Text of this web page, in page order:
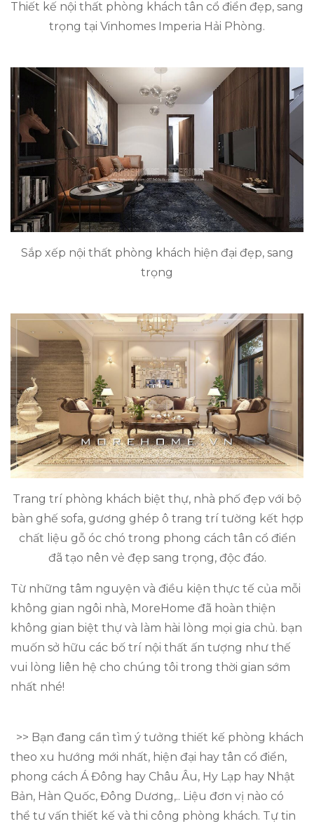
Thiết kế nội thất phòng khách tân cổ điển đẹp, sang
trọng tại Vinhomes Imperia Hải Phòng.
Sắp xếp nội thất phòng khách hiện đại đẹp, sang
trọng
Trang trí phòng khách biệt thự, nhà phố đẹp với bộ
bàn ghế sofa, gương ghép ô trang trí tường kết hợp
chất liệu gỗ óc chó trong phong cách tân cổ điển
đã tạo nên vẻ đẹp sang trọng, độc đáo.
Từ những tâm nguyện và điều kiện thực tế của mỗi
không gian ngôi nhà, MoreHome đã hoàn thiện
không gian biệt thự và làm hài lòng mọi gia chủ. bạn
muốn sở hữu các bố trí nội thất ấn tượng như thế
vui lòng liên hệ cho chúng tôi trong thời gian sớm
nhất nhé!
>> Bạn đang cần tìm ý tưởng thiết kế phòng khách
theo xu hướng mới nhất, hiện đại hay tân cổ điển,
phong cách Á Đông hay Châu Âu, Hy Lạp hay Nhật
Bản, Hàn Quốc, Đông Dương,.. Liệu đơn vị nào có
thể tư vấn thiết kế và thi công phòng khách. Tự tin